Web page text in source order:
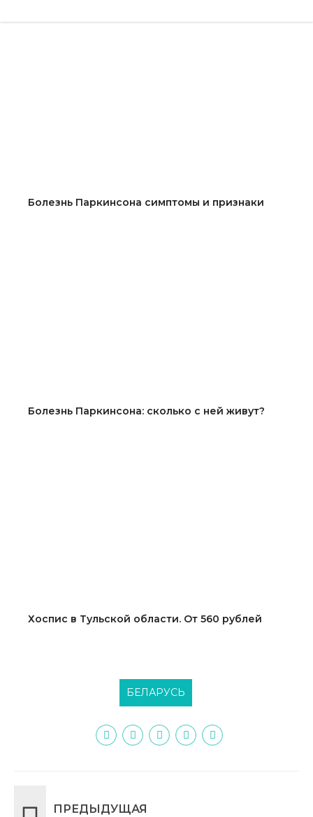
Болезнь Паркинсона симптомы и признаки
Болезнь Паркинсона: сколько с ней живут?
Хоспис в Тульской области. От 560 рублей
БЕЛАРУСЬ
ПРЕДЫДУЩАЯ